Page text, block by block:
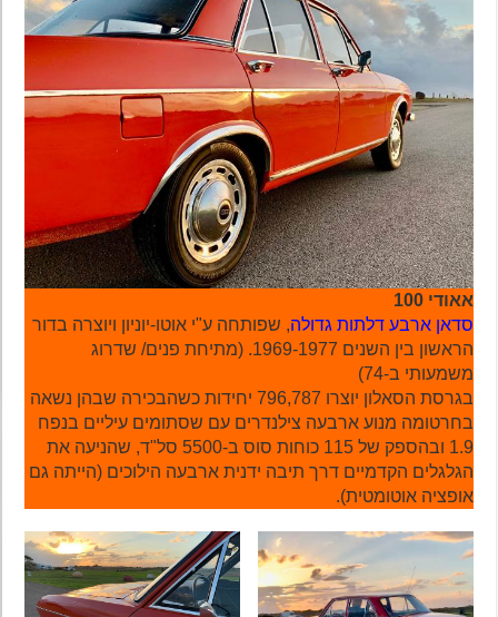
אאודי 100
סדאן ארבע דלתות גדולה, שפותחה ע"י אוטו-יוניון ויוצרה בדור
הראשון בין השנים 1969-1977. (מתיחת פנים/ שדרוג
משמעותי ב-74)
בגרסת הסאלון יוצרו 796,787 יחידות כשהבכירה שבהן נשאה
בחרטומה מנוע ארבעה צילנדרים עם שסתומים עיליים בנפח
1.9 ובהספק של 115 כוחות סוס ב-5500 סל"ד, שהניעה את
הגלגלים הקדמיים דרך תיבה ידנית ארבעה הילוכים (הייתה גם
אופציה אוטומטית).